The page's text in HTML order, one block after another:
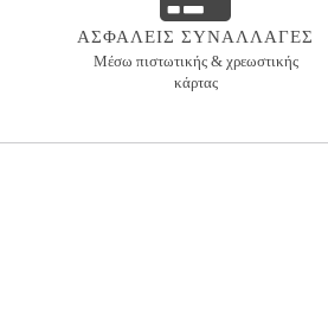
ΑΣΦΑΛΕΙΣ ΣΥΝΑΛΛΑΓΕΣ
Μέσω πιστωτικής & χρεωστικής
κάρτας